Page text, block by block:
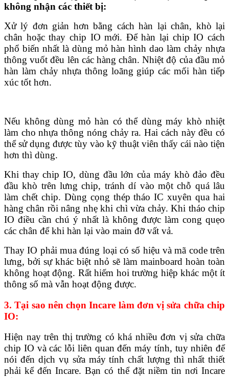
không nhận các thiết bị:
Xử lý đơn giản hơn bằng cách hàn lại chân, khò lại
chân hoặc thay chip IO mới. Để hàn lại chip IO cách
phổ biến nhất là dùng mỏ hàn hình dao làm chảy nhựa
thông vuốt đều lên các hàng chân. Nhiệt độ của đầu mỏ
hàn làm chảy nhựa thông loãng giúp các mối hàn tiếp
xúc tốt hơn.
Nếu không dùng mỏ hàn có thể dùng máy khò nhiệt
làm cho nhựa thông nóng chảy ra. Hai cách này đều có
thể sử dụng được tùy vào kỹ thuật viên thấy cái nào tiện
hơn thì dùng.
Khi thay chip IO, dùng đầu lớn của máy khò đảo đều
đầu khò trên lưng chip, tránh dí vào một chỗ quá lâu
làm chết chip. Dùng cọng thép tháo IC xuyên qua hai
hàng chân rồi nâng nhẹ khi chì vừa chảy. Khi tháo chip
IO điều cần chú ý nhất là không được làm cong quẹo
các chân để khi hàn lại vào main đỡ vất vả.
Thay IO phải mua đúng loại có số hiệu và mã code trên
lưng, bởi sự khác biệt nhỏ sẽ làm mainboard hoàn toàn
không hoạt động. Rất hiếm hoi trường hiệp khác một ít
thông số mà vẫn hoạt động được.
3. Tại sao nên chọn Incare làm đơn vị sửa chữa chip
IO:
Hiện nay trên thị trường có khá nhiều đơn vị sửa chữa
chip IO và các lỗi liên quan đến máy tính, tuy nhiên để
nói đến dịch vụ sửa máy tính chất lượng thì nhất thiết
phải kể đến Incare. Bạn có thể đặt niềm tin nơi Incare